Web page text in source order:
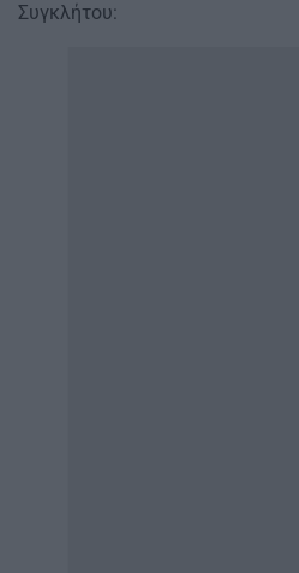
Συγκλήτου: